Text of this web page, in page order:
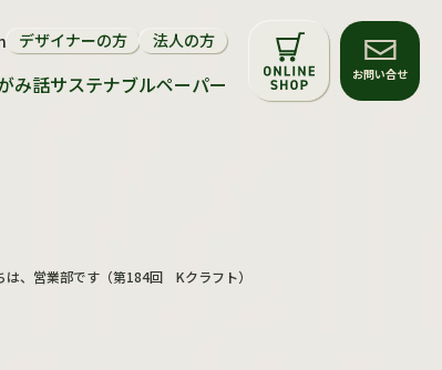
ステナビリティについて
デザイナーの方 法人の方
み話サステナブルペーパー お問い合せ
は、営業部です（第184回 Kクラフト）